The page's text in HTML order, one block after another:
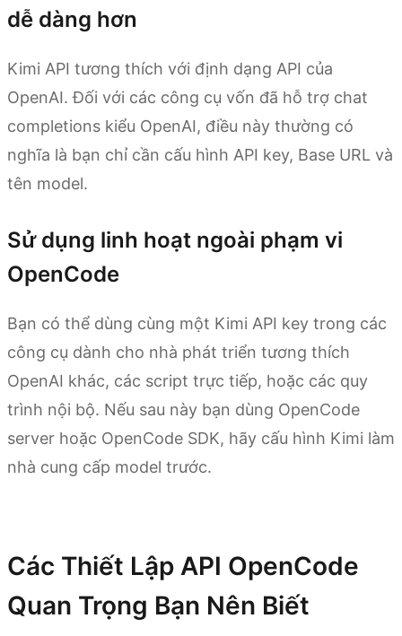
dễ dàng hơn
Kimi API tương thích với định dạng API của
OpenAI. Đối với các công cụ vốn đã hỗ trợ chat
completions kiểu OpenAI, điều này thường có
nghĩa là bạn chỉ cần cấu hình API key, Base URL và
tên model.
Sử dụng linh hoạt ngoài phạm vi
OpenCode
Bạn có thể dùng cùng một Kimi API key trong các
công cụ dành cho nhà phát triển tương thích
OpenAI khác, các script trực tiếp, hoặc các quy
trình nội bộ. Nếu sau này bạn dùng OpenCode
server hoặc OpenCode SDK, hãy cấu hình Kimi làm
nhà cung cấp model trước.
Các Thiết Lập API OpenCode
Quan Trọng Bạn Nên Biết